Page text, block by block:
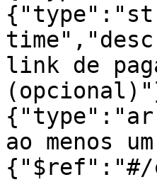
link de
ao menos
{"$ref":"#/